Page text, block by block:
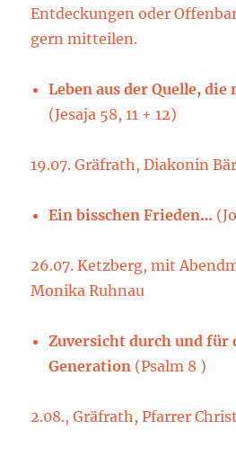
Entdeckungen oder
gern mitteilen.
Leben aus der Quelle,
(Jesaja 58, 11 + 12)
19.07. Gräfrath, Diakonin
Ein bisschen Frieden…
26.07. Ketzberg, mit
Monika Ruhnau
Zuversicht durch und für
Generation (Psalm 8 )
2.08., Gräfrath, Pfarrer